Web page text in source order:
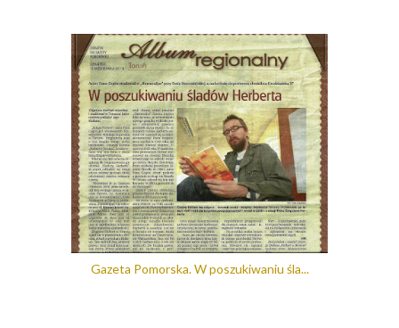
Gazeta Pomorska. W poszukiwaniu śla...